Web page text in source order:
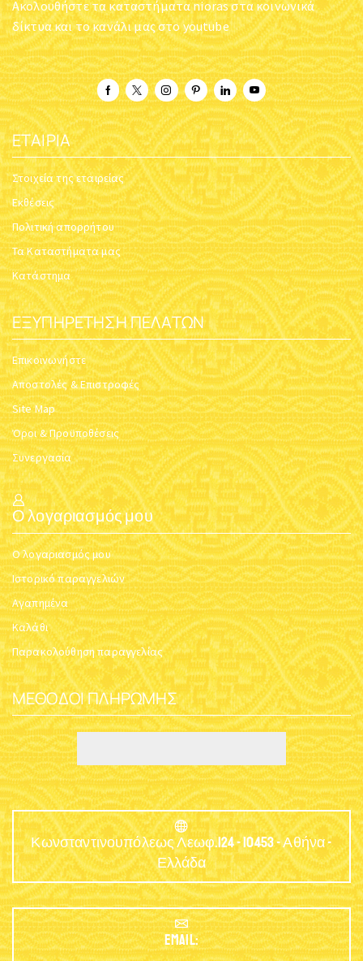
Ακολουθήστε τα καταστήματα nioras στα κοινωνικά
δίκτυα και το κανάλι μας στο youtube
ΕΤΑΙΡΊΑ
Στοιχεία της εταιρείας
Εκθέσεις
Πολιτική απορρήτου
Τα Καταστήματα μας
Κατάστημα
ΕΞΥΠΗΡΈΤΗΣΗ ΠΕΛΑΤΏΝ
Επικοινωνήστε
Αποστολές & Επιστροφές
Site Map
Όροι & Προϋποθέσεις
Συνεργασία
Ο λογαριασμός μου
Ο λογαριασμός μου
Ιστορικό παραγγελιών
Αγαπημένα
Καλάθι
Παρακολούθηση παραγγελίας
ΜΈΘΟΔΟΙ ΠΛΗΡΩΜΉΣ
Κωνσταντινουπόλεως Λεωφ.124 - 10453 - Αθήνα -
Ελλάδα
EMAIL: